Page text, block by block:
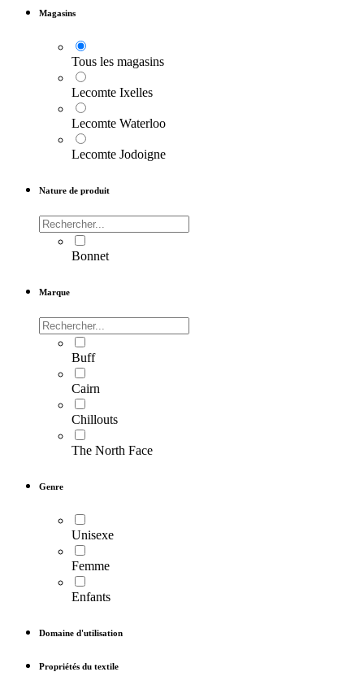
Magasins
Tous les magasins
Lecomte Ixelles
Lecomte Waterloo
Lecomte Jodoigne
Nature de produit
Bonnet
Marque
Buff
Cairn
Chillouts
The North Face
Genre
Unisexe
Femme
Enfants
Domaine d'utilisation
Propriétés du textile